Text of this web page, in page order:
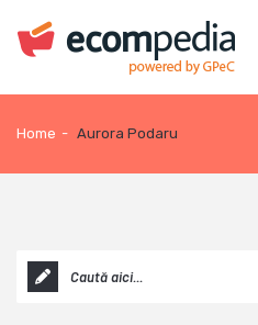
Home - Aurora Podaru